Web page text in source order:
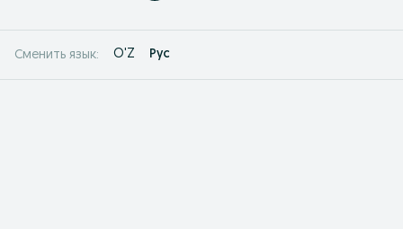
Сменить язык: O'Z Рус